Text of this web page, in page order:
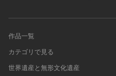
作品一覧
カテゴリで見る
世界遺産と無形文化遺産